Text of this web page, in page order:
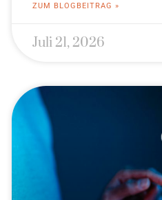
ZUM BLOGBEITRAG »
Juli 21, 2026